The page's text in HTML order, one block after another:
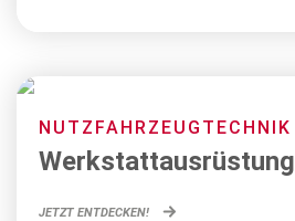
NUTZFAHRZEUGTECHNIK
Werkstattausrüstung
JETZT ENTDECKEN!